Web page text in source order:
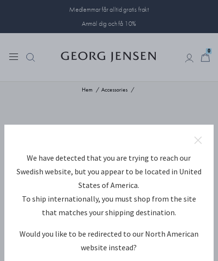
Medlemmar får alltid gratis frakt
Anmäl dig och få 10%
0
Hem Accessories
We have detected that you are trying to reach our
Swedish website, but you appear to be located in United
States of America.
To ship internationally, you must shop from the site
that matches your shipping destination.
Would you like to be redirected to our North American
website instead?